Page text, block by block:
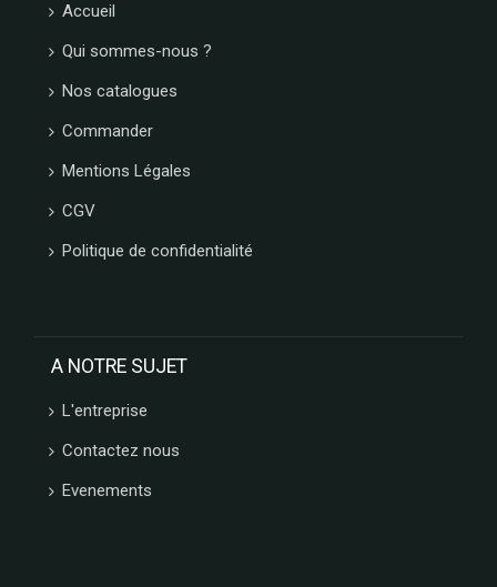
Accueil
Qui sommes-nous ?
Nos catalogues
Commander
Mentions Légales
CGV
Politique de confidentialité
A NOTRE SUJET
L'entreprise
Contactez nous
Evenements